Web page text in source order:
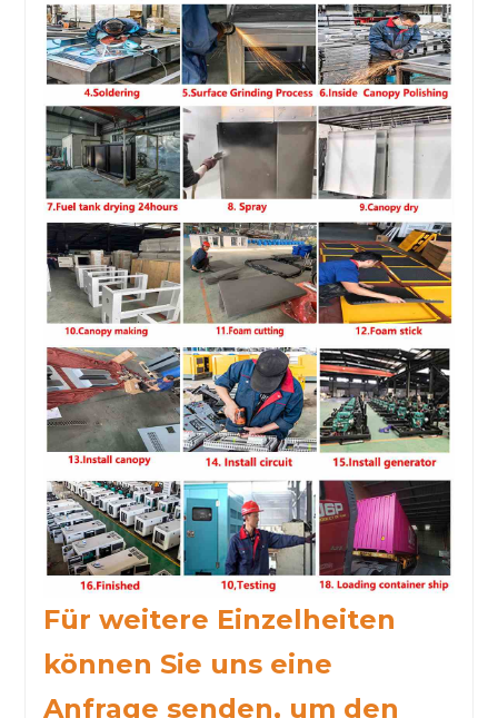
Für weitere Einzelheiten
können Sie uns eine
Anfrage senden, um den